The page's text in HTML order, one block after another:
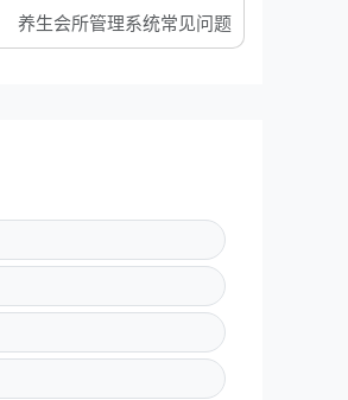
养生会所管理系统常见问题